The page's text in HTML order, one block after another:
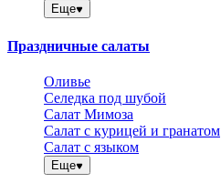
Еще
Праздничные салаты
Оливье
Селедка под шубой
Салат Мимоза
Салат с курицей и гранатом
Салат с языком
Еще